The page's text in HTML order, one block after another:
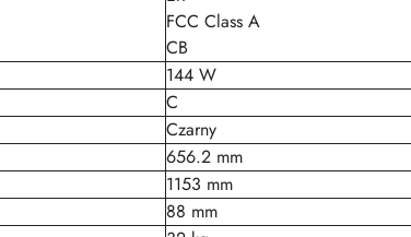
FCC Class A
CB
144 W
C
Czarny
656.2 mm
1153 mm
88 mm